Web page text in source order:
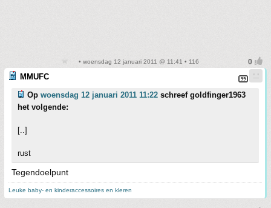
• woensdag 12 januari 2011 @ 11:41 • 116
MMUFC
Op woensdag 12 januari 2011 11:22 schreef goldfinger1963
het volgende:
[..]
rust
Tegendoelpunt
Leuke baby- en kinderaccessoires en kleren